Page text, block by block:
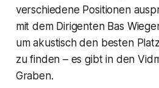
verschiedene Positionen
mit dem Dirigenten Bas
um akustisch den besten
zu finden – es gibt in den
Graben.